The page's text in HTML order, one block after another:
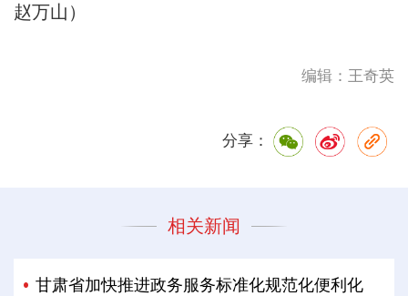
赵万山）
编辑：王奇英
分享：
相关新闻
甘肃省加快推进政务服务标准化规范化便利化